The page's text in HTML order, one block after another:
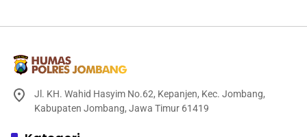
Jl. KH. Wahid Hasyim No.62, Kepanjen, Kec. Jombang,
Kabupaten Jombang, Jawa Timur 61419